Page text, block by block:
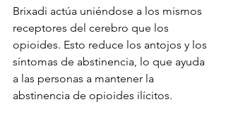
Brixadi actúa uniéndose a los mismos
receptores del cerebro que los
opioides. Esto reduce los antojos y los
síntomas de abstinencia, lo que ayuda
a las personas a mantener la
abstinencia de opioides ilícitos.